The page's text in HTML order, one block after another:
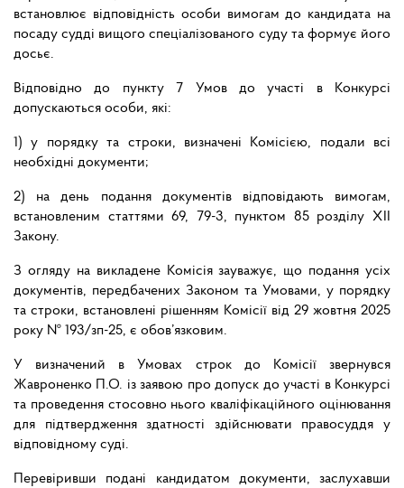
встановлює відповідність особи вимогам до кандидата на
посаду судді вищого спеціалізованого суду та формує його
досьє.
Відповідно до пункту 7 Умов до участі в Конкурсі
допускаються особи, які:
1) у порядку та строки, визначені Комісією, подали всі
необхідні документи;
2) на день подання документів відповідають вимогам,
встановленим статтями 69, 79-3, пунктом 85 розділу ХІІ
Закону.
З огляду на викладене Комісія зауважує, що подання усіх
документів, передбачених Законом та Умовами, у порядку
та строки, встановлені рішенням Комісії від 29 жовтня 2025
року № 193/зп-25, є обов’язковим.
У визначений в Умовах строк до Комісії звернувся
Жавроненко П.О. із заявою про допуск до участі в Конкурсі
та проведення стосовно нього кваліфікаційного оцінювання
для підтвердження здатності здійснювати правосуддя у
відповідному суді.
Перевіривши подані кандидатом документи, заслухавши